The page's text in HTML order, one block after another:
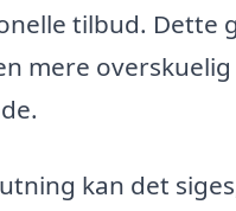
tilbud. Dette
mere
kan det